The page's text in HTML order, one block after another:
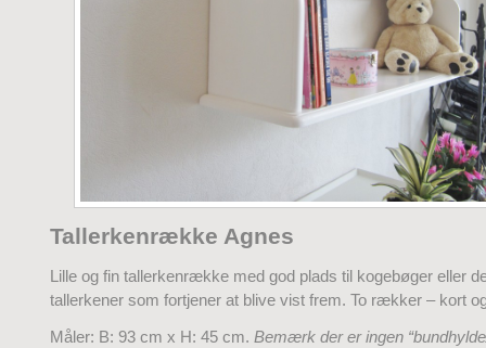
Tallerkenrække Agnes
Lille og fin tallerkenrække med god plads til kogebøger eller
tallerkener som fortjener at blive vist frem. To rækker – kort
Måler: B: 93 cm x H: 45 cm. Bemærk der er ingen